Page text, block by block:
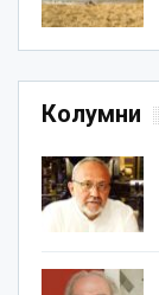
Колумни